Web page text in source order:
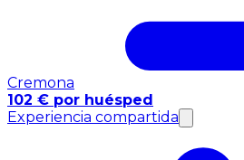
Cremona
102 € por huésped
Experiencia compartida